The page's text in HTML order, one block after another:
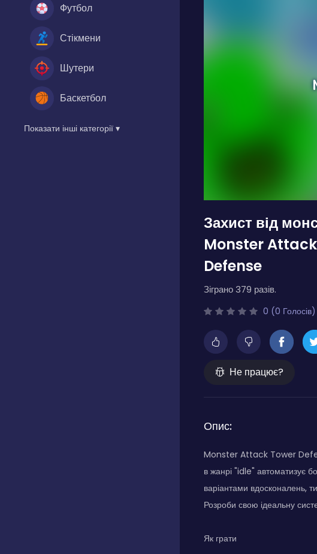
Футбол
Стікмени
Шутери
Баскетбол
Показати інші категорії ▾
Захист від
Monster
Defense
Зіграно 379 разів.
0 (0 Голосів)
Не працює?
Опис:
Monster Attack Tower
в жанрі "idle" автоматизує
варіантами вдосконалень,
Розроби свою ідеальну
Як грати